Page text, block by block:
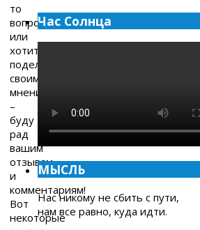
то
вопросы
или
хотите
поделиться
своим
мнением
–
буду
рад
вашим
отзывам
и
комментариям!
Вот
некоторые
Час Солнца
МЫСЛЬ
Нас никому не сбить с пути,
нам все равно, куда идти.